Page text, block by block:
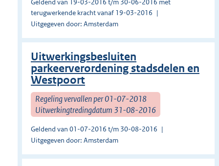
Geldend van 19-03-2016 t/m 30-06-2016 met
terugwerkende kracht vanaf 19-03-2016
Uitgegeven door: Amsterdam
Uitwerkingsbesluiten
parkeerverordening stadsdelen en
Westpoort
Regeling vervallen per 01-07-2018
Uitwerkingtredingdatum 31-08-2016
Geldend van 01-07-2016 t/m 30-08-2016
Uitgegeven door: Amsterdam